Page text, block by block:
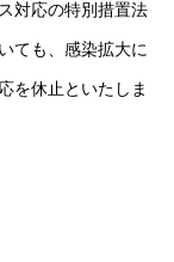
対応の特別措置法
ても、感染拡大に
を休止といたしま